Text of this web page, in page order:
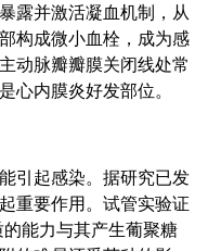
露并激活凝血机制，从
构成微小血栓，成为感
动脉瓣瓣膜关闭线处常
心内膜炎好发部位。
引起感染。据研究已发
重要作用。试管实验证
能力与其产生葡聚糖